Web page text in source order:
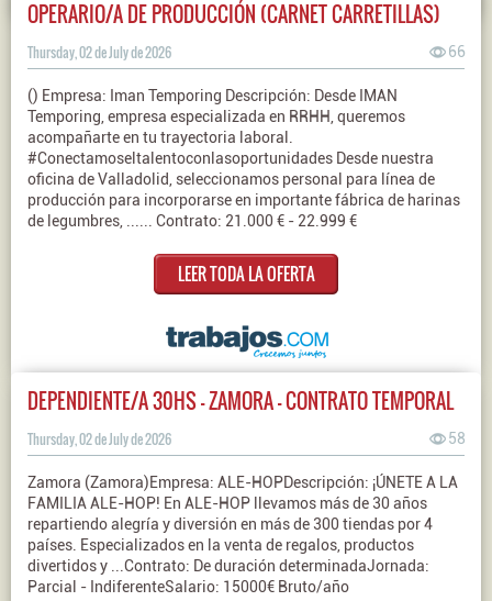
OPERARIO/A DE PRODUCCIÓN (CARNET CARRETILLAS)
Thursday, 02 de July de 2026 66
() Empresa: Iman Temporing Descripción: Desde IMAN
Temporing, empresa especializada en RRHH, queremos
acompañarte en tu trayectoria laboral.
#Conectamoseltalentoconlasoportunidades Desde nuestra
oficina de Valladolid, seleccionamos personal para línea de
producción para incorporarse en importante fábrica de harinas
de legumbres, ...... Contrato: 21.000 € - 22.999 €
LEER TODA LA OFERTA
DEPENDIENTE/A 30HS - ZAMORA - CONTRATO TEMPORAL
Thursday, 02 de July de 2026 58
Zamora (Zamora)Empresa: ALE-HOPDescripción: ¡ÚNETE A LA
FAMILIA ALE-HOP! En ALE-HOP llevamos más de 30 años
repartiendo alegría y diversión en más de 300 tiendas por 4
países. Especializados en la venta de regalos, productos
divertidos y ...Contrato: De duración determinadaJornada:
Parcial - IndiferenteSalario: 15000€ Bruto/año